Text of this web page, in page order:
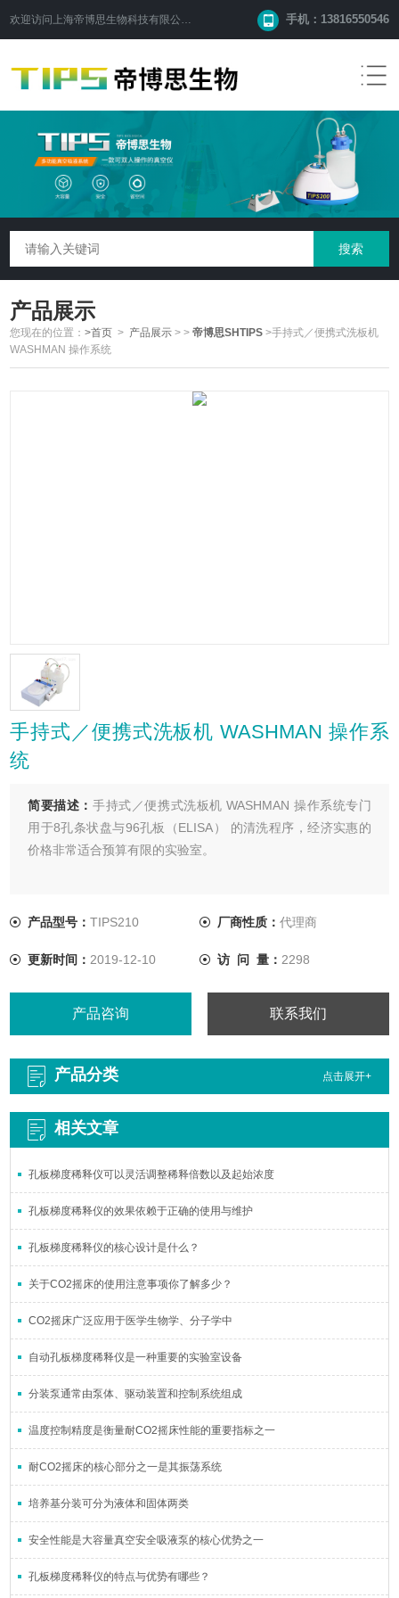
欢迎访问 上海帝博思生物科技有限公司 手机：13816550546
产品展示
您现在的位置：>首页 > 产品展示 >>帝博思SHTIPS >手持式／便携式洗板机
WASHMAN 操作系统
手持式／便携式洗板机 WASHMAN 操作系
统
简要描述：手持式／便携式洗板机 WASHMAN 操作系统专门
用于8孔条状盘与96孔板（ELISA） 的清洗程序，经济实惠的
价格非常适合预算有限的实验室。
产品型号：TIPS210 厂商性质： 代理商
更新时间： 2019-12-10 访 问 量： 2298
产品咨询 联系我们
产品分类 点击展开+
相关文章
孔板梯度稀释仪可以灵活调整稀释倍数以及起始浓度
孔板梯度稀释仪的效果依赖于正确的使用与维护
孔板梯度稀释仪的核心设计是什么？
关于CO2摇床的使用注意事项你了解多少？
CO2摇床广泛应用于医学生物学、分子学中
自动孔板梯度稀释仪是一种重要的实验室设备
分装泵通常由泵体、驱动装置和控制系统组成
温度控制精度是衡量耐CO2摇床性能的重要指标之一
耐CO2摇床的核心部分之一是其振荡系统
培养基分装可分为液体和固体两类
安全性能是大容量真空安全吸液泵的核心优势之一
孔板梯度稀释仪的特点与优势有哪些？